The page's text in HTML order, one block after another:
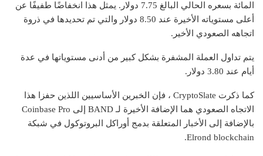
المائة بسعره الحالي البالغ 7.75 دولار. يمثل هذا انخفاضًا طفيفًا عن
أعلى مستوياته الأخيرة عند 8.50 دولار والتي تم تحديدها في ذروة
اتجاهه الصعودي الأخير.
يتم تداول العملة المشفرة بشكل كبير من أدنى مستوياتها في عدة
أيام عند 3.80 دولار.
كما ذكرت CryptoSlate ، فإن الخبرين الأساسيين اللذين حفزا هذا
الاتجاه الصعودي هما الإضافة الأخيرة لـ BAND إلى Coinbase Pro
بالإضافة إلى الأخبار المتعلقة بدمج أوراكل البروتوكول في شبكة
Elrond blockchain.